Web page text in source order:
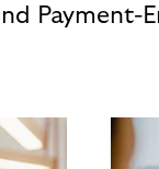
Payment-